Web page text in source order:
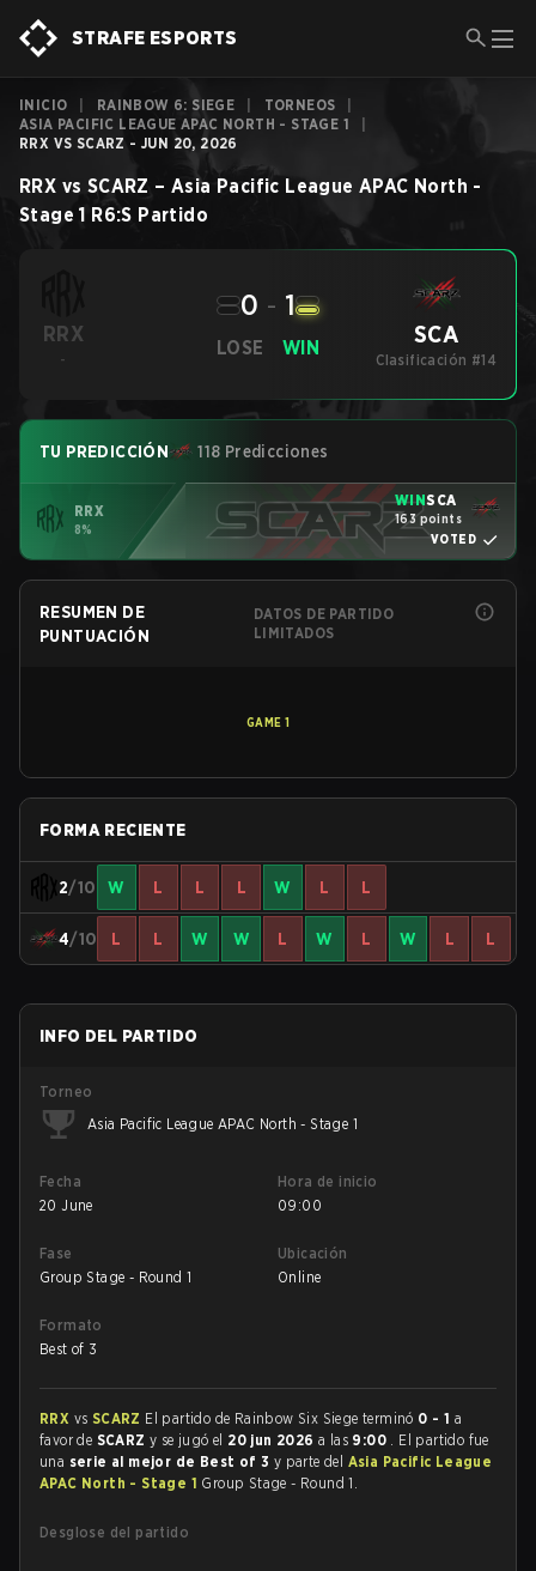
STRAFE ESPORTS
INICIO RAINBOW 6: SIEGE TORNEOS
ASIA PACIFIC LEAGUE APAC NORTH - STAGE 1
RRX VS SCARZ - JUN 20, 2026
RRX vs SCARZ –Asia Pacific League APAC North -
Stage 1 R6:S Partido
RRX
-
LOSE
0 - 1
WIN SCA
Clasificación #14
TU PREDICCIÓN 118 Predicciones
RRX
8%
WINSCA
163 points
VOTED
RESUMEN DE
PUNTUACIÓN
DATOS DE PARTIDO
LIMITADOS
GAME 1
FORMA RECIENTE
2/10 W L L L W L L
4/10 L L W W L W L W L L
INFO DEL PARTIDO
Torneo
Asia Pacific League APAC North - Stage 1
Fecha
20 June
Hora de inicio
09:00
Fase
Group Stage - Round 1
Ubicación
Online
Formato
Best of 3
RRX vs SCARZ El partido de Rainbow Six Siege terminó 0 - 1 a
favor de SCARZy se jugó el 20 jun 2026a las 9:00 . El partido fue
una serie al mejor de Best of 3 y parte del Asia Pacific League
APAC North - Stage 1 Group Stage - Round 1.
Desglose del partido